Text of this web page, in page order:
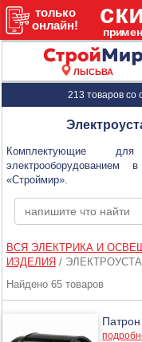
ЛЫСЬВА
213 товаров со
Комплектующие
«Строймир».
ВСЯ ЭЛЕКТРИКА И
ИЗДЕЛИЯ /
Найдено 65 товаров